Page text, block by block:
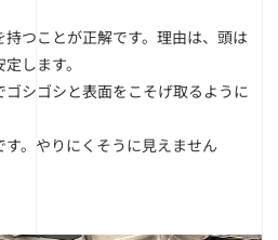
持つことが正解です。理由は、頭は
します。
シゴシと表面をこそげ取るように
。やりにくそうに見えません